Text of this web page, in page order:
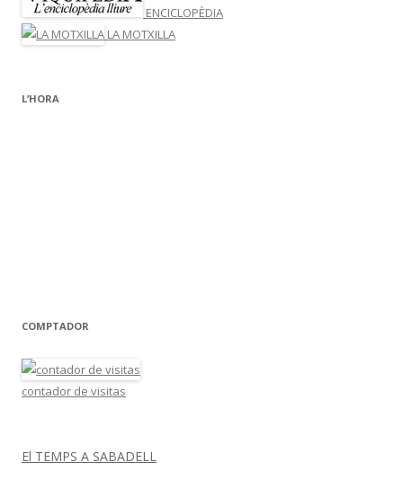
ENCICLOPÈDIA
LA MOTXILLA
L’HORA
COMPTADOR
contador de visitas
El TEMPS A SABADELL